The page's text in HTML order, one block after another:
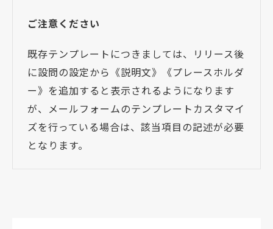
ご注意ください
既存テンプレートにつきましては、リリース後
に設問の設定から《説明文》《プレースホルダ
ー》を追加すると表示されるようになります
が、メールフォームのテンプレートカスタマイ
ズを行っている場合は、該当項目の記述が必要
となります。